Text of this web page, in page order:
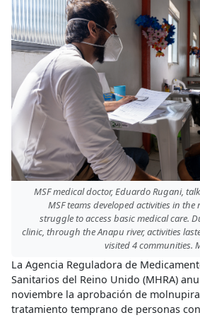
MSF medical doctor, Eduardo Rugani,
MSF teams developed activities in
struggle to access basic medical care.
clinic, through the Anapu river, activities
visited 4 communities.
La Agencia Reguladora de
Sanitarios del Reino Unido (MHRA)
noviembre la aprobación de
tratamiento temprano de personas